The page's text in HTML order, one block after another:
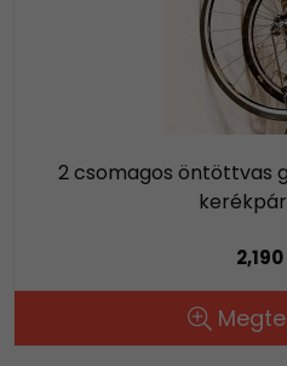
2 csomagos öntöttvas